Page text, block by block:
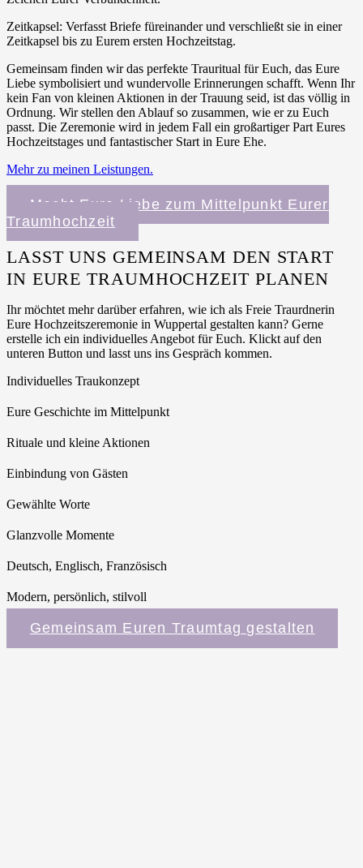
Zeitkapsel: Verfasst Briefe füreinander und verschließt sie in einer
Zeitkapsel bis zu Eurem ersten Hochzeitstag.
Gemeinsam finden wir das perfekte Trauritual für Euch, das Eure
Liebe symbolisiert und wundervolle Erinnerungen schafft. Wenn Ihr
kein Fan von kleinen Aktionen in der Trauung seid, ist das völlig in
Ordnung. Wir stellen den Ablauf so zusammen, wie er zu Euch
passt. Die Zeremonie wird in jedem Fall ein großartiger Part Eures
Hochzeitstages und fantastischer Start in Eure Ehe.
Mehr zu meinen Leistungen.
Macht Eure Liebe zum Mittelpunkt Eurer
Traumhochzeit
LASST UNS GEMEINSAM DEN START
IN EURE TRAUMHOCHZEIT PLANEN
Ihr möchtet mehr darüber erfahren, wie ich als Freie Traurdnerin
Eure Hochzeitszeremonie in Wuppertal gestalten kann? Gerne
erstelle ich ein individuelles Angebot für Euch. Klickt auf den
unteren Button und lasst uns ins Gespräch kommen.
Individuelles Traukonzept
Eure Geschichte im Mittelpunkt
Rituale und kleine Aktionen
Einbindung von Gästen
Gewählte Worte
Glanzvolle Momente
Deutsch, Englisch, Französisch
Modern, persönlich, stilvoll
Gemeinsam Euren Traumtag gestalten